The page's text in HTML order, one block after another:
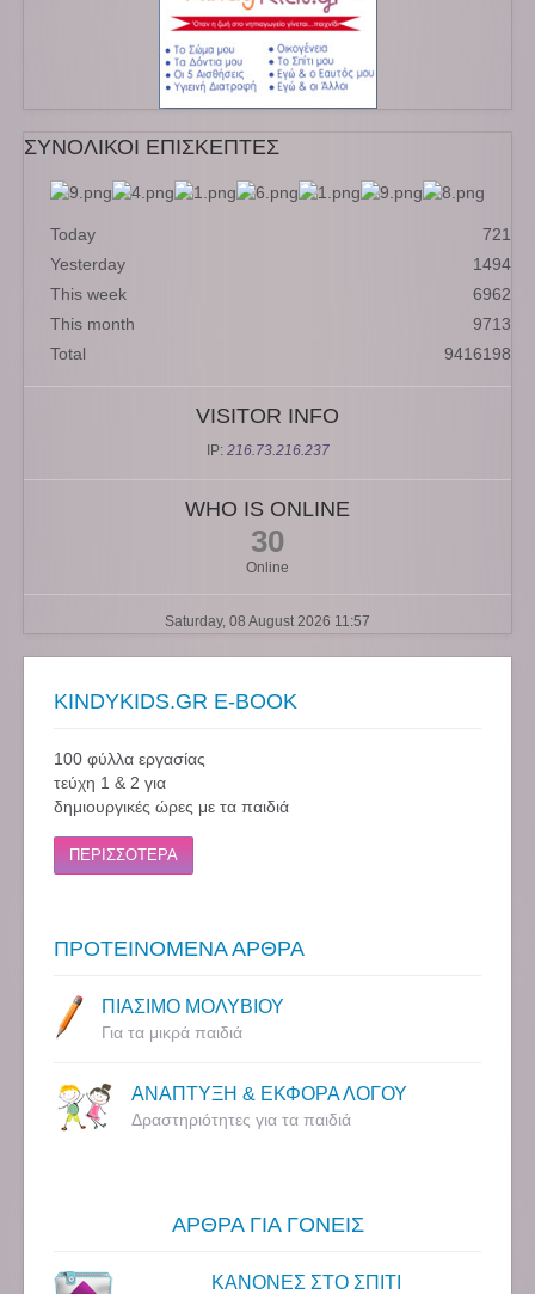
ΣΥΝΟΛΙΚΟΙ ΕΠΙΣΚΕΠΤΕΣ
Today
721
Yesterday
1494
This week
6962
This month
9713
Total
9416198
VISITOR INFO
IP: 216.73.216.237
WHO IS ONLINE
30
Online
Saturday, 08 August 2026 11:57
KINDYKIDS.GR E-BOOK
100 φύλλα εργασίας
τεύχη 1 & 2 για
δημιουργικές ώρες με τα παιδιά
ΠΕΡΙΣΣΟΤΕΡΑ
ΠΡΟΤΕΙΝΟΜΕΝΑ ΑΡΘΡΑ
ΠΙΑΣΙΜΟ ΜΟΛΥΒΙΟΥ
Για τα μικρά παιδιά
ΑΝΑΠΤΥΞΗ & ΕΚΦΟΡΑ ΛΟΓΟΥ
Δραστηριότητες για τα παιδιά
ΑΡΘΡΑ ΓΙΑ ΓΟΝΕΙΣ
ΚΑΝΟΝΕΣ ΣΤΟ ΣΠΙΤΙ